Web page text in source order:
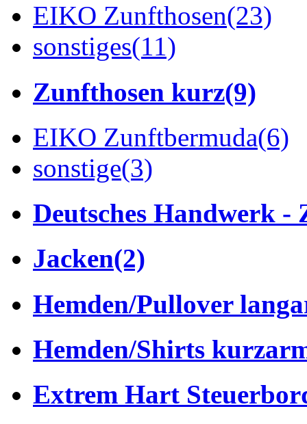
EIKO Zunfthosen(23)
sonstiges(11)
Zunfthosen kurz(9)
EIKO Zunftbermuda(6)
sonstige(3)
Deutsches Handwerk -
Jacken(2)
Hemden/Pullover
Hemden/Shirts
Extrem Hart